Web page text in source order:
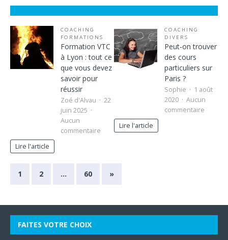
COACHING
FORMATIONS
Formation VTC
à Lyon : tout ce
que vous devez
savoir pour
réussir
Zoé d'Alvau
22
juin 2025
Aucun
commentaire
Lire l'article
COACHING
DIVERS
Peut-on trouver
des cours
particuliers sur
Paris ?
Sophie
1 août
2020
Aucun
commentaire
Lire l'article
1 2 … 60 »
FAITES VOTRE CHOIX